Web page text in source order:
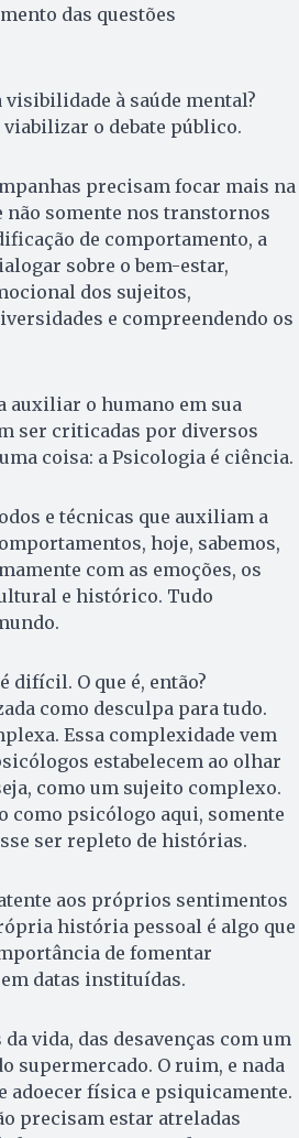
das questões
à saúde mental?
o debate público.
precisam focar mais na
não somente nos transtornos
de comportamento, a
sobre o bem-estar,
dos sujeitos,
e compreendendo os
auxiliar o humano em sua
ser criticadas por diversos
coisa: a Psicologia é ciência.
e técnicas que auxiliam a
hoje, sabemos,
com as emoções, os
e histórico. Tudo
difícil. O que é, então?
como desculpa para tudo.
Essa complexidade vem
estabelecem ao olhar
como um sujeito complexo.
como psicólogo aqui, somente
ser repleto de histórias.
aos próprios sentimentos
história pessoal é algo que
de fomentar
datas instituídas.
vida, das desavenças com um
supermercado. O ruim, e nada
adoecer física e psiquicamente.
precisam estar atreladas